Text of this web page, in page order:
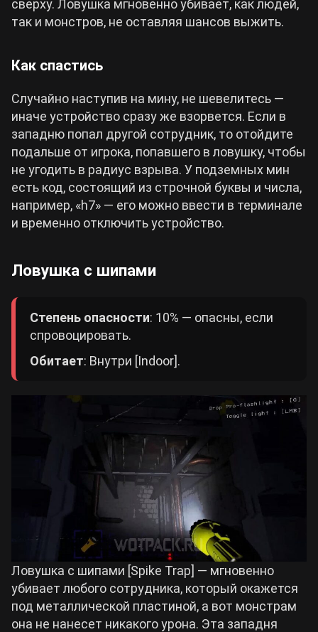
сверху. Ловушка мгновенно убивает, как людей,
так и монстров, не оставляя шансов выжить.
Как спастись
Случайно наступив на мину, не шевелитесь —
иначе устройство сразу же взорвется. Если в
западню попал другой сотрудник, то отойдите
подальше от игрока, попавшего в ловушку, чтобы
не угодить в радиус взрыва. У подземных мин
есть код, состоящий из строчной буквы и числа,
например, «h7» — его можно ввести в терминале
и временно отключить устройство.
Ловушка с шипами
Степень опасности: 10% — опасны, если
спровоцировать.
Обитает: Внутри [Indoor].
Ловушка с шипами [Spike Trap] — мгновенно
убивает любого сотрудника, который окажется
под металлической пластиной, а вот монстрам
она не нанесет никакого урона. Эта западня